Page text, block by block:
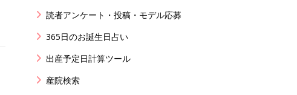
読者アンケート・投稿・モデル応募
365日のお誕生日占い
出産予定日計算ツール
産院検索